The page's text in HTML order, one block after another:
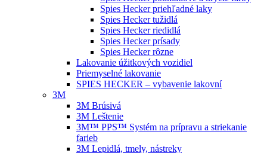
Spies Hecker priehľadné laky
Spies Hecker tužidlá
Spies Hecker riedidlá
Spies Hecker prísady
Spies Hecker rôzne
Lakovanie úžitkových vozidiel
Priemyselné lakovanie
SPIES HECKER – vybavenie lakovní
3M
3M Brúsivá
3M Leštenie
3M™ PPS™ Systém na prípravu a striekanie
farieb
3M Lepidlá, tmely, nástreky